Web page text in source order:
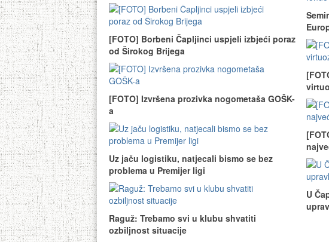
[FOTO] Borbeni Čapljinci uspjeli izbjeći poraz
od Širokog Brijega
[FOTO] Izvršena prozivka nogometaša GOŠK-
a
Uz jaču logistiku, natjecali bismo se bez
problema u Premijer ligi
Raguž: Trebamo svi u klubu shvatiti
ozbiljnost situacije
U